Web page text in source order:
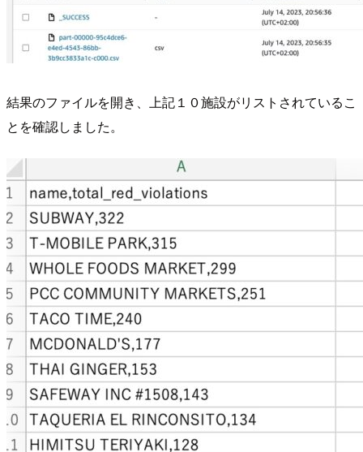
結果のファイルを開き、上記１０施設がリストされているこ
とを確認しました。